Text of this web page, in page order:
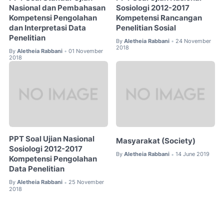
Nasional dan Pembahasan
Kompetensi Pengolahan
dan Interpretasi Data
Penelitian
By Aletheia Rabbani • 01 November
2018
Sosiologi 2012-2017
Kompetensi Rancangan
Penelitian Sosial
By Aletheia Rabbani • 24 November
2018
PPT Soal Ujian Nasional
Sosiologi 2012-2017
Kompetensi Pengolahan
Data Penelitian
By Aletheia Rabbani • 25 November
2018
Masyarakat (Society)
By Aletheia Rabbani • 14 June 2019